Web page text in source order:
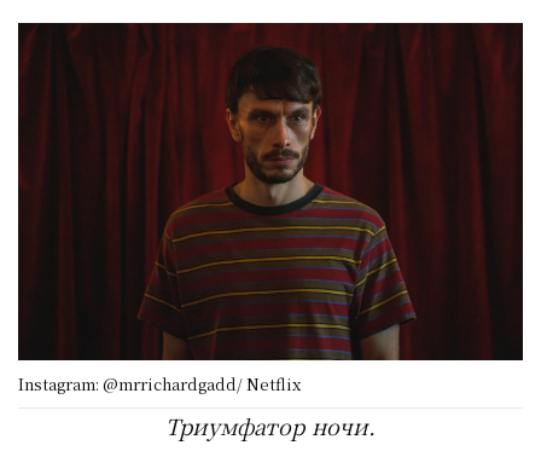
Instagram: @mrrichardgadd/ Netflix
Триумфатор ночи.